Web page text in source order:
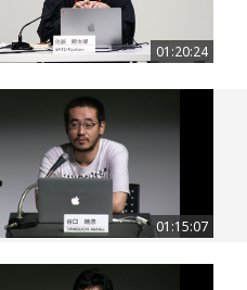
01:20:24
01:15:07